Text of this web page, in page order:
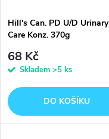
p
r
o
d
s
p
r
o
Hill's Can. PD U/D Urinary
Care Konz. 370g
68 Kč
Skladem >5 ks
DO KOŠÍKU